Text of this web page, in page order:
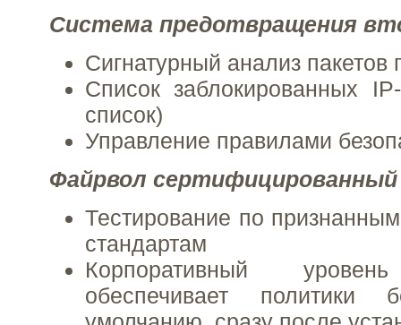
Система предотвращения
Сигнатурный анализ
Список заблокированных
список)
Управление правилами
Файрвол сертифицированный
Тестирование по
стандартам
Корпоративный
обеспечивает политики